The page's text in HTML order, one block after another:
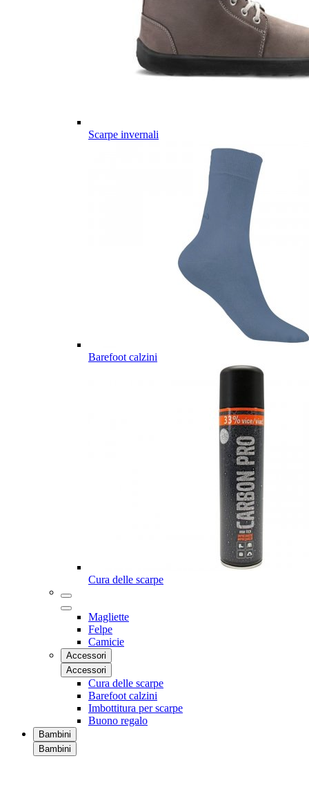
Scarpe invernali
Barefoot calzini
Cura delle scarpe
Magliette
Felpe
Camicie
Accessori
Accessori
Cura delle scarpe
Barefoot calzini
Imbottitura per scarpe
Buono regalo
Bambini
Bambini